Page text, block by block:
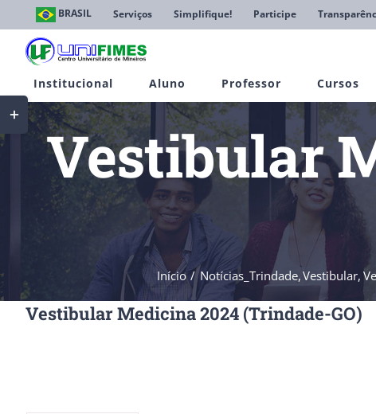
conteúdo
BRASIL Serviços Simplifique! Participe
Institucional Aluno Professor Cursos
Vestibular
Início Notícias_Trindade Vestibular
Vestibular Medicina 2024 (Trindade-GO)
Toggle
Sliding
Bar